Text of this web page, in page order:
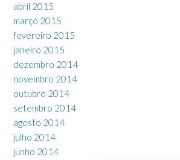
abril 2015
março 2015
fevereiro 2015
janeiro 2015
dezembro 2014
novembro 2014
outubro 2014
setembro 2014
agosto 2014
julho 2014
junho 2014